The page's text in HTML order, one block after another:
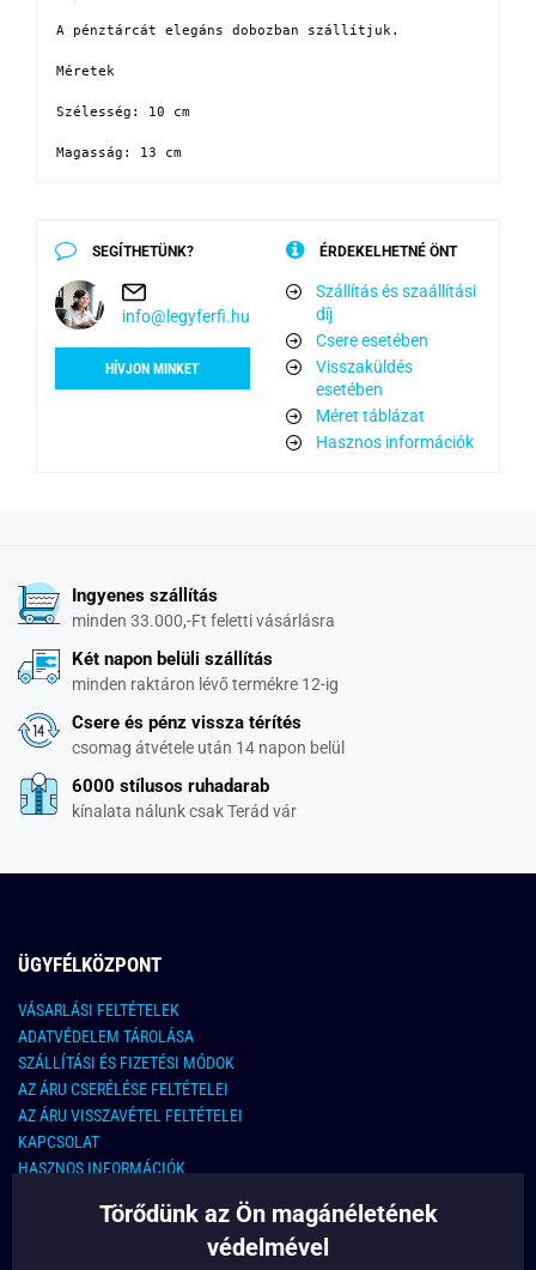
A pénztárcát elegáns dobozban szállítjuk.
Méretek
Szélesség: 10 cm
Magasság: 13 cm
SEGÍTHETÜNK?
info@legyferfi.hu
HÍVJON MINKET
ÉRDEKELHETNÉ ÖNT
Szállítás és szaállítási
díj
Csere esetében
Visszaküldés
esetében
Méret táblázat
Hasznos információk
Ingyenes szállítás
minden 33.000,-Ft feletti vásárlásra
Két napon belüli szállítás
minden raktáron lévő termékre 12-ig
Csere és pénz vissza térítés
csomag átvétele után 14 napon belül
6000 stílusos ruhadarab
kínalata nálunk csak Terád vár
ÜGYFÉLKÖZPONT
VÁSARLÁSI FELTÉTELEK
ADATVÉDELEM TÁROLÁSA
SZÁLLÍTÁSI ÉS FIZETÉSI MÓDOK
AZ ÁRU CSERÉLÉSE FELTÉTELEI
AZ ÁRU VISSZAVÉTEL FELTÉTELEI
KAPCSOLAT
HASZNOS INFORMÁCIÓK
KAPCSOLATTörődünk az Ön magánéletének
védelmével